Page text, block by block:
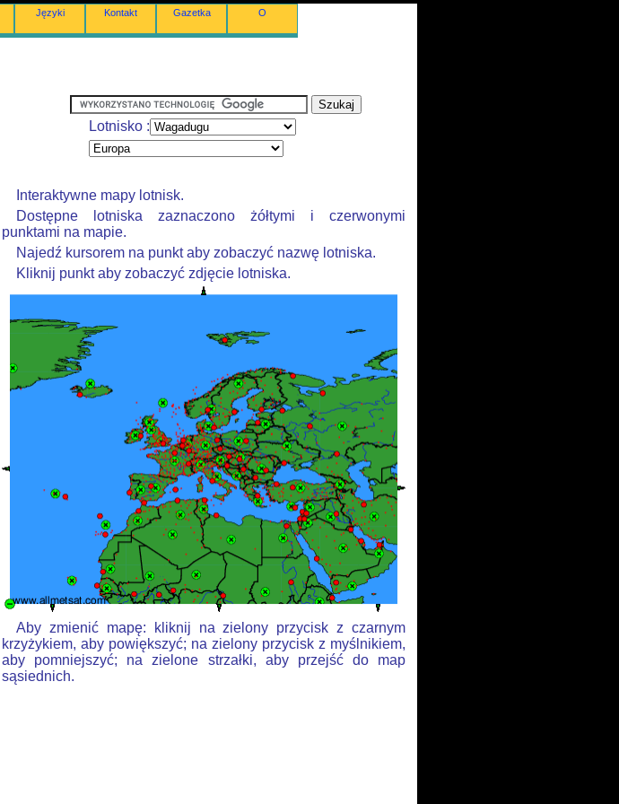
Języki Kontakt Gazetka O
Lotnisko :
Interaktywne mapy lotnisk.
Dostępne lotniska zaznaczono żółtymi i czerwonymi
punktami na mapie.
Najedź kursorem na punkt aby zobaczyć nazwę lotniska.
Kliknij punkt aby zobaczyć zdjęcie lotniska.
Aby zmienić mapę: kliknij na zielony przycisk z czarnym
krzyżykiem, aby powiększyć; na zielony przycisk z myślnikiem,
aby pomniejszyć; na zielone strzałki, aby przejść do map
sąsiednich.